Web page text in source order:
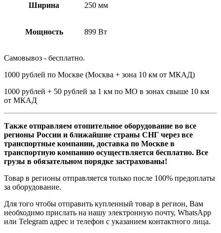
Ширина 250 мм
Мощность 899 Вт
Самовывоз - бесплатно.
1000 рублей по Москве (Москва + зона 10 км от МКАД)
1000 рублей + 50 рублей за 1 км по МО в зонах свыше 10 км
от МКАД
Также отправляем отопительное оборудование во все
регионы России и ближайшие страны СНГ через все
транспортные компании, доставка по Москве в
транспортную компанию осуществляется бесплатно. Все
грузы в обязательном порядке застрахованы!
Товар в регионы отправляется только после 100% предоплаты
за оборудование.
Для того чтобы отправить купленный товар в регион, Вам
необходимо прислать на нашу электронную почту, WhatsApp
или Telegram адрес и телефон с указанием контактного лица.